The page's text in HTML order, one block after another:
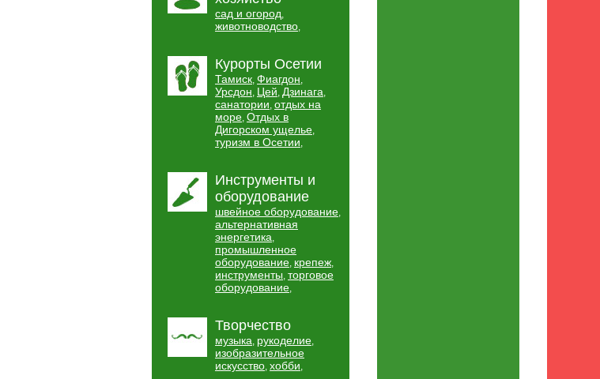
сад и огород,
животноводство,
Курорты Осетии
Тамиск, Фиагдон,
Урсдон, Цей, Дзинага,
санатории, отдых на
море, Отдых в
Дигорском ущелье,
туризм в Осетии,
Инструменты и
оборудование
швейное оборудование,
альтернативная
энергетика,
промышленное
оборудование, крепеж,
инструменты, торговое
оборудование,
Творчество
музыка, рукоделие,
изобразительное
искусство, хобби,